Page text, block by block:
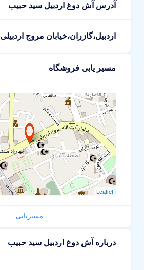
آدرس آش دوغ اردبیل سید حبیب
اردبیل،گازران،خیابان مروج اردبیلی
مسیر یابی فروشگاه
Leaflet
مسیریابی
درباره آش دوغ اردبیل سید حبیب